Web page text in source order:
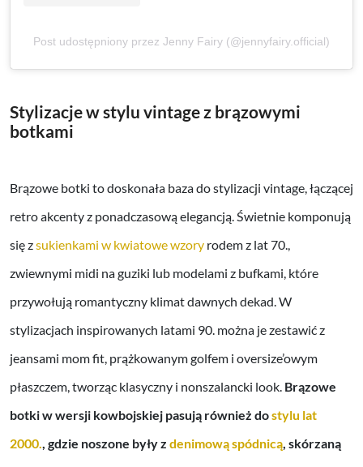
Post udostępniony przez Jenny Fairy (@jennyfairy.official)
Stylizacje w stylu vintage z brązowymi
botkami
Brązowe botki to doskonała baza do stylizacji vintage, łączącej
retro akcenty z ponadczasową elegancją. Świetnie komponują
się zsukienkami w kwiatowe wzory rodem z lat 70.,
zwiewnymi midi na guziki lub modelami z bufkami, które
przywołują romantyczny klimat dawnych dekad. W
stylizacjach inspirowanych latami 90. można je zestawić z
jeansami mom fit, prążkowanym golfem i oversize’owym
płaszczem, tworząc klasyczny i nonszalancki look. Brązowe
botki w wersji kowbojskiej pasują również dostylu lat
2000., gdzie noszone były z denimową spódnicą, skórzaną